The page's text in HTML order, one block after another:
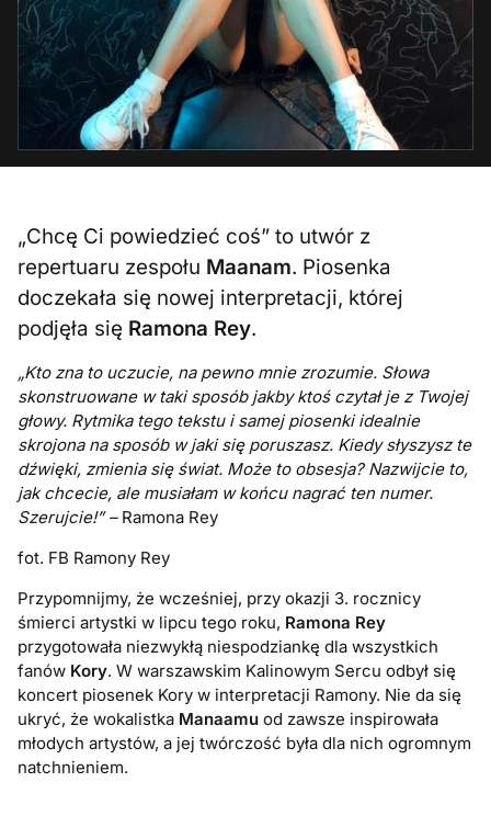
„Chcę Ci powiedzieć coś” to utwór z
repertuaru zespołu Maanam. Piosenka
doczekała się nowej interpretacji, której
podjęła się Ramona Rey.
„Kto zna to uczucie, na pewno mnie zrozumie. Słowa
skonstruowane w taki sposób jakby ktoś czytał je z Twojej
głowy. Rytmika tego tekstu i samej piosenki idealnie
skrojona na sposób w jaki się poruszasz. Kiedy słyszysz te
dźwięki, zmienia się świat. Może to obsesja? Nazwijcie to,
jak chcecie, ale musiałam w końcu nagrać ten numer.
Szerujcie!” – Ramona Rey
fot. FB Ramony Rey
Przypomnijmy, że wcześniej, przy okazji 3. rocznicy
śmierci artystki w lipcu tego roku, Ramona Rey
przygotowała niezwykłą niespodziankę dla wszystkich
fanów Kory. W warszawskim Kalinowym Sercu odbył się
koncert piosenek Kory w interpretacji Ramony. Nie da się
ukryć, że wokalistka Manaamuod zawsze inspirowała
młodych artystów, a jej twórczość była dla nich ogromnym
natchnieniem.